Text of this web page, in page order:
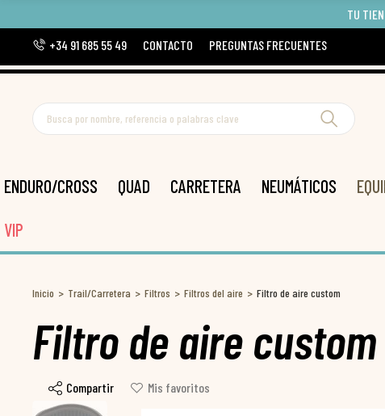
TU
+34 91 685 55 49
CONTACTO PREGUNTAS FRECUENTES
ENDURO/CROSS QUAD CARRETERA NEUMÁTICOS
VIP
Inicio Trail/Carretera Filtros Filtros del aire Filtro de aire custom
Filtro de aire custom
Compartir Mis favoritos